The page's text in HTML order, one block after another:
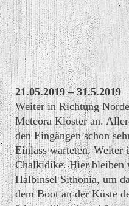
21.05.2019 – 31.5.2019
Weiter in Richtung
Meteora Klöster an.
den Eingängen schon
Einlass warteten. Weiter
Chalkidike. Hier bleiben
Halbinsel Sithonia, um
dem Boot an der Küste